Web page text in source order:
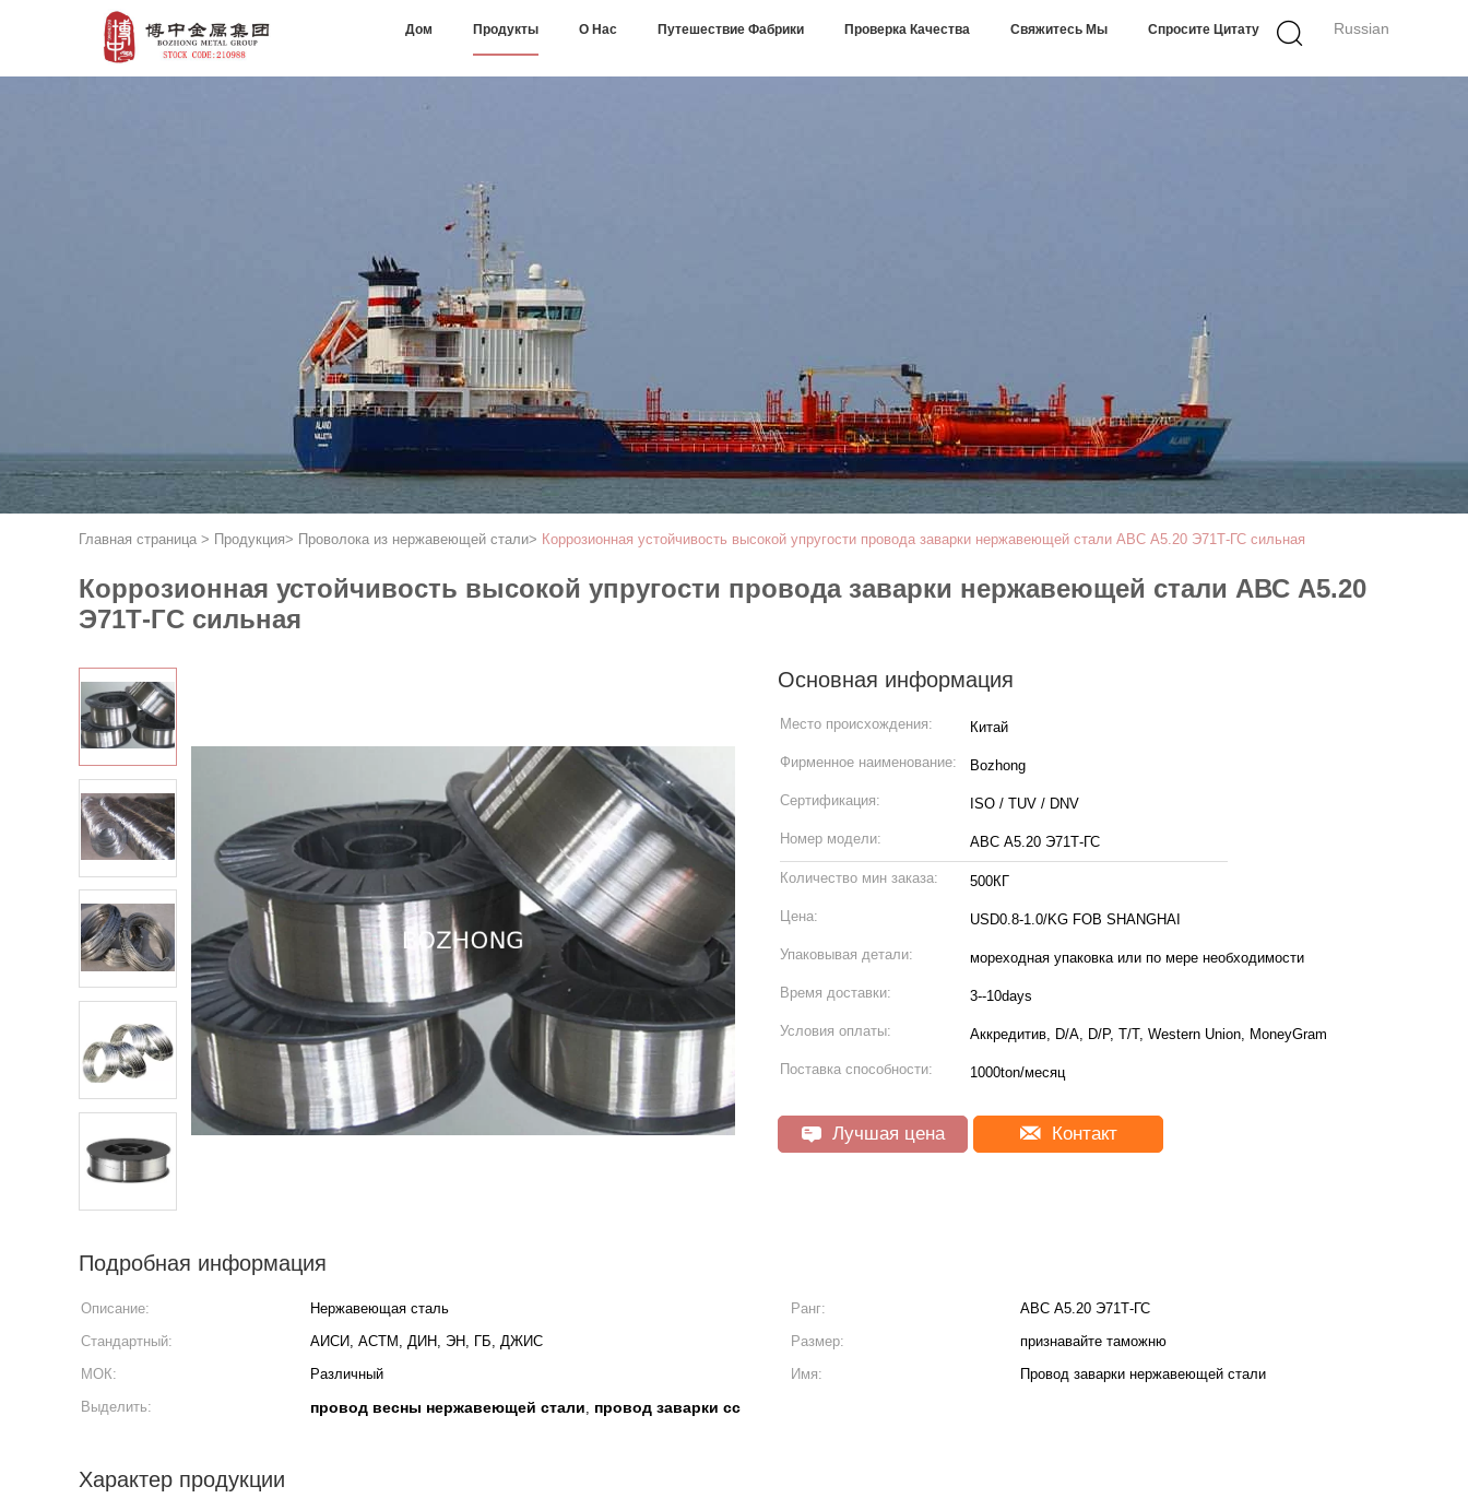
Russian
Дом Продукты О Нас Путешествие Фабрики Проверка Качества Свяжитесь Мы Спросите Цитату
Главная страница > Продукция> Проволока из нержавеющей стали> Коррозионная устойчивость высокой упругости провода заварки нержавеющей стали АВС А5.20 Э71Т-ГС сильная
Коррозионная устойчивость высокой упругости провода заварки нержавеющей стали АВС А5.20
Э71Т-ГС сильная
Основная информация
Место происхождения: Китай
Фирменное наименование: Bozhong
Сертификация: ISO / TUV / DNV
Номер модели: АВС А5.20 Э71Т-ГС
Количество мин заказа: 500КГ
Цена: USD0.8-1.0/KG FOB SHANGHAI
Упаковывая детали: мореходная упаковка или по мере необходимости
Время доставки: 3--10days
Условия оплаты: Аккредитив, D/A, D/P, T/T, Western Union, MoneyGram
Поставка способности: 1000ton/месяц
Лучшая цена Контакт
Подробная информация
Описание: Нержавеющая сталь Ранг:
АВС А5.20 Э71Т-ГС
Стандартный:
АИСИ, АСТМ, ДИН, ЭН, ГБ, ДЖИС Размер:
признавайте таможню
МОК:
Различный Имя:
Провод заварки нержавеющей стали
Выделить:
провод весны нержавеющей стали, провод заварки сс
Характер продукции